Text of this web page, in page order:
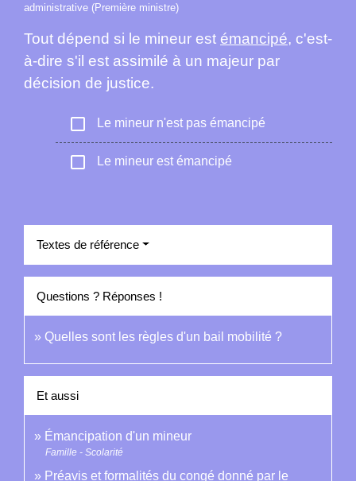
administrative (Première ministre)
Tout dépend si le mineur est émancipé, c'est-
à-dire s'il est assimilé à un majeur par
décision de justice.
check_box_outline_blank Le mineur n'est pas émancipé
check_box_outline_blank Le mineur est émancipé
Textes de référence
Questions ? Réponses !
Quelles sont les règles d'un bail mobilité ?
Et aussi
Émancipation d'un mineur
Famille - Scolarité
Préavis et formalités du congé donné par le